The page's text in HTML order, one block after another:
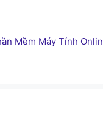
Mềm Máy Tính